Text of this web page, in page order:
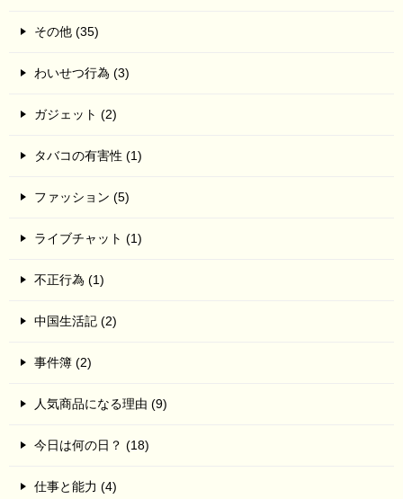
その他 (35)
わいせつ行為 (3)
ガジェット (2)
タバコの有害性 (1)
ファッション (5)
ライブチャット (1)
不正行為 (1)
中国生活記 (2)
事件簿 (2)
人気商品になる理由 (9)
今日は何の日？ (18)
仕事と能力 (4)